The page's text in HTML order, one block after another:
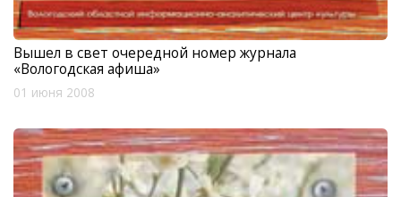
Вышел в свет очередной номер журнала
«Вологодская афиша»
01 июня 2008